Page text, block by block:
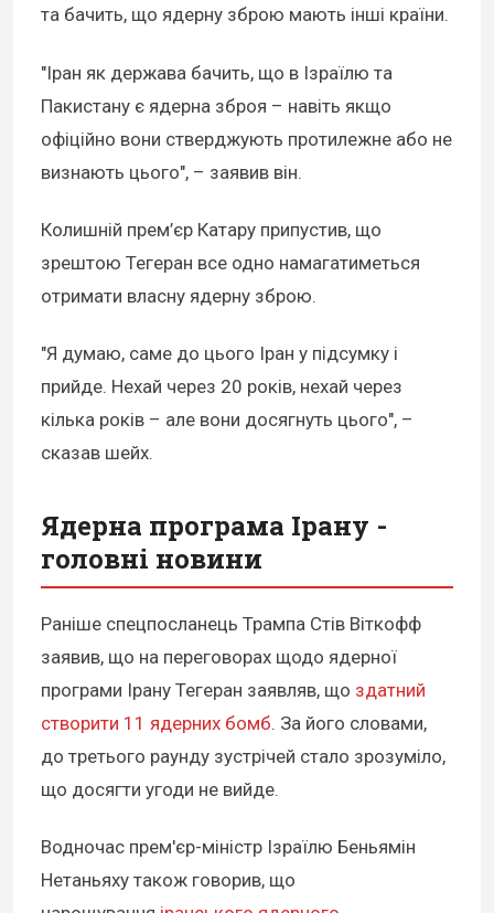
та бачить, що ядерну зброю мають інші країни.
"Іран як держава бачить, що в Ізраїлю та
Пакистану є ядерна зброя – навіть якщо
офіційно вони стверджують протилежне або не
визнають цього", – заявив він.
Колишній прем’єр Катару припустив, що
зрештою Тегеран все одно намагатиметься
отримати власну ядерну зброю.
"Я думаю, саме до цього Іран у підсумку і
прийде. Нехай через 20 років, нехай через
кілька років – але вони досягнуть цього", –
сказав шейх.
Ядерна програма Ірану -
головні новини
Раніше спецпосланець Трампа Стів Віткофф
заявив, що на переговорах щодо ядерної
програми Ірану Тегеран заявляв, що здатний
створити 11 ядерних бомб. За його словами,
до третього раунду зустрічей стало зрозуміло,
що досягти угоди не вийде.
Водночас прем'єр-міністр Ізраїлю Беньямін
Нетаньяху також говорив, що